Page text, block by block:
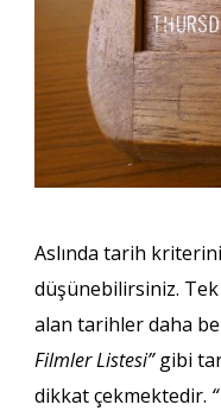
Aslında tarih
düşünebilirsiniz.
alan tarihler daha
Filmler Listesi”gibi
dikkat çekmektedir.